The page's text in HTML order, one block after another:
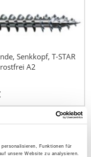
Funktionen für
unsere Website zu analysieren.
Senkkopf, T-STAR
A2